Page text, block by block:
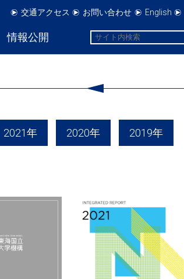
交通アクセス お問い合わせ English
情報公開
2021年 2020年 2019年